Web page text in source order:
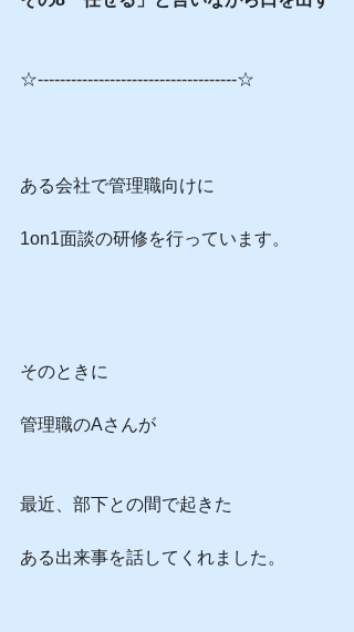
☆------------------------------------☆
ある会社で管理職向けに
1on1面談の研修を行っています。
そのときに
管理職のAさんが
最近、部下との間で起きた
ある出来事を話してくれました。